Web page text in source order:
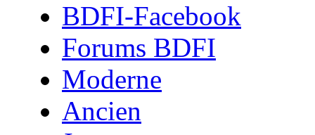
BDFI-Facebook
Forums BDFI
Moderne
Ancien